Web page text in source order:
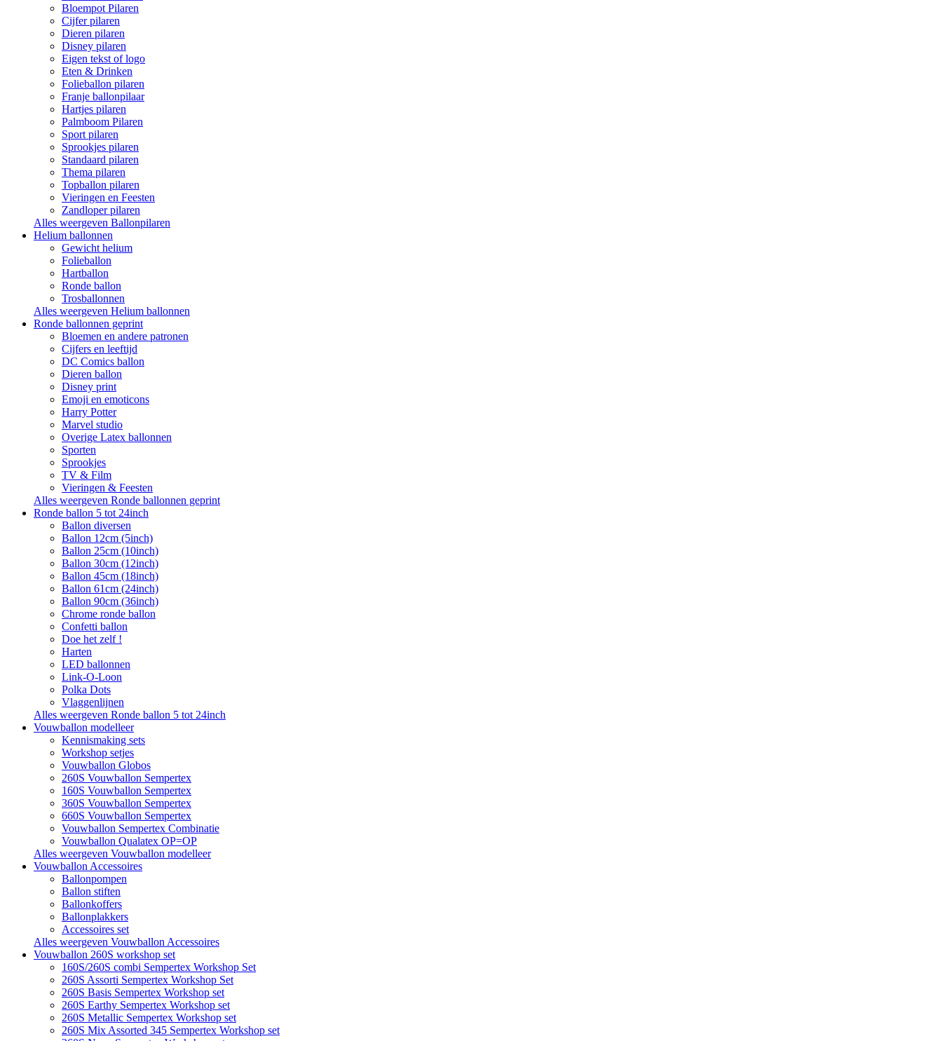
Bloempot Pilaren
Cijfer pilaren
Dieren pilaren
Disney pilaren
Eigen tekst of logo
Eten & Drinken
Folieballon pilaren
Franje ballonpilaar
Hartjes pilaren
Palmboom Pilaren
Sport pilaren
Sprookjes pilaren
Standaard pilaren
Thema pilaren
Topballon pilaren
Vieringen en Feesten
Zandloper pilaren
Alles weergeven Ballonpilaren
Helium ballonnen
Gewicht helium
Folieballon
Hartballon
Ronde ballon
Trosballonnen
Alles weergeven Helium ballonnen
Ronde ballonnen geprint
Bloemen en andere patronen
Cijfers en leeftijd
DC Comics ballon
Dieren ballon
Disney print
Emoji en emoticons
Harry Potter
Marvel studio
Overige Latex ballonnen
Sporten
Sprookjes
TV & Film
Vieringen & Feesten
Alles weergeven Ronde ballonnen geprint
Ronde ballon 5 tot 24inch
Ballon diversen
Ballon 12cm (5inch)
Ballon 25cm (10inch)
Ballon 30cm (12inch)
Ballon 45cm (18inch)
Ballon 61cm (24inch)
Ballon 90cm (36inch)
Chrome ronde ballon
Confetti ballon
Doe het zelf !
Harten
LED ballonnen
Link-O-Loon
Polka Dots
Vlaggenlijnen
Alles weergeven Ronde ballon 5 tot 24inch
Vouwballon modelleer
Kennismaking sets
Workshop setjes
Vouwballon Globos
260S Vouwballon Sempertex
160S Vouwballon Sempertex
360S Vouwballon Sempertex
660S Vouwballon Sempertex
Vouwballon Sempertex Combinatie
Vouwballon Qualatex OP=OP
Alles weergeven Vouwballon modelleer
Vouwballon Accessoires
Ballonpompen
Ballon stiften
Ballonkoffers
Ballonplakkers
Accessoires set
Alles weergeven Vouwballon Accessoires
Vouwballon 260S workshop set
160S/260S combi Sempertex Workshop Set
260S Assorti Sempertex Workshop Set
260S Basis Sempertex Workshop set
260S Earthy Sempertex Workshop set
260S Metallic Sempertex Workshop set
260S Mix Assorted 345 Sempertex Workshop set